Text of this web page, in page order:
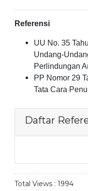
Referensi
UU No. 35
Undang-
Perlindungan
PP Nomor 29
Tata Cara
Daftar
Total Views : 1994